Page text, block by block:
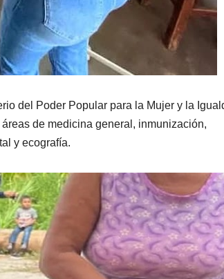
del Poder Popular para la Mujer y la
de medicina general, inmunización,
y ecografía.